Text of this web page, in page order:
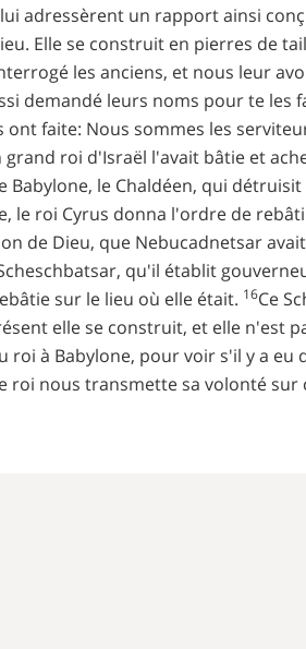
adressèrent un rapport ainsi
Elle se construit en pierres de
les anciens, et nous leur
demandé leurs noms pour te
ont faite: Nous sommes les
grand roi d'Israël l'avait bâtie et
Babylone, le Chaldéen, qui
le roi Cyrus donna l'ordre de
de Dieu, que Nebucadnetsar
qu'il établit
sur le lieu où elle était. 16Ce
elle se construit, et elle n'est
roi à Babylone, pour voir s'il y a
roi nous transmette sa volonté sur